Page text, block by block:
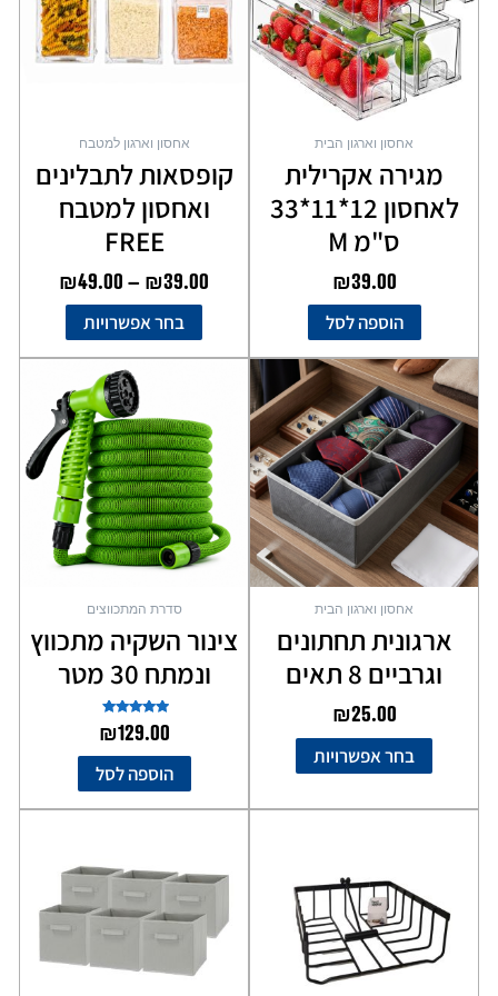
אחסון וארגון הבית
מגירה אקרילית
לאחסון 12*11*33
ס"מ M
₪39.00
הוספה לסל
אחסון וארגון למטבח
קופסאות לתבלינים
ואחסון למטבח
FREE
₪39.00
–
₪49.00
בחר אפשרויות
ניתן
לבחור
אחסון וארגון הבית
ארגונית תחתונים
וגרביים 8 תאים
₪25.00
בחר אפשרויות
למוצר
זה
יש
מספר
סוגים.
ניתן
לבחור
את
האפשרויות
בעמוד
סדרת המתכווצים
צינור השקיה מתכווץ
ונמתח 30 מטר
דורג
5.00
₪129.00
הוספה לסל